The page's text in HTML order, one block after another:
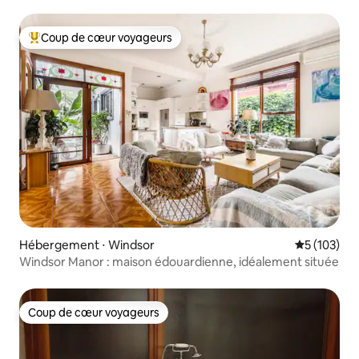
Coups de cœur voyageurs les plus appréciés
Coup de cœur voyageurs
Hébergement ⋅ Windsor Évaluation
5 (103)
Windsor Manor : maison édouardienne, idéalement située
Coup de cœur voyageurs
Coup de cœur voyageurs